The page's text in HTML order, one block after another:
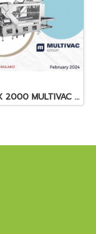
THE SLX 2000 MULTIVAC SLICER